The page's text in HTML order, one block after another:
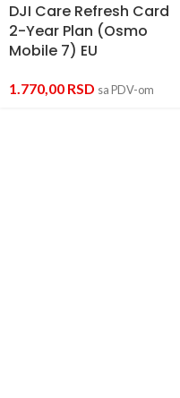
DJI Care Refresh Card
2-Year Plan (Osmo
Mobile 7) EU
1.770,00 RSD sa PDV-om